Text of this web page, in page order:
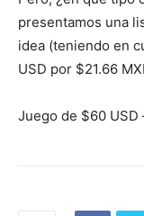
presentamos una
idea (teniendo en
USD por $21.66
Juego de $60